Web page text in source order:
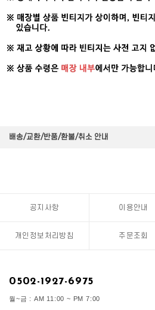
배송/교환/반품/환불/취소 안내
공지사항 이용안내
개인정보처리방침 주문조회
0502-1927-6975
월~금 : AM 11:00 ~ PM 7:00